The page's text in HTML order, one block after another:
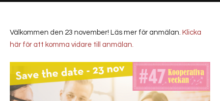
Välkommen den 23 november! Läs mer för anmälan. Klicka
här för att komma vidare till anmälan.